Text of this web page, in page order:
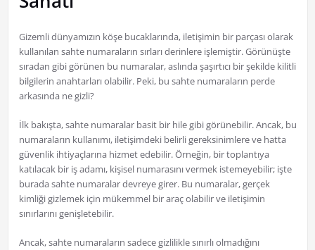
Gizemli dünyamızın köşe bucaklarında, iletişimin bir parçası olarak
kullanılan sahte numaraların sırları derinlere işlemiştir. Görünüşte
sıradan gibi görünen bu numaralar, aslında şaşırtıcı bir şekilde kilitli
bilgilerin anahtarları olabilir. Peki, bu sahte numaraların perde
arkasında ne gizli?
İlk bakışta, sahte numaralar basit bir hile gibi görünebilir. Ancak, bu
numaraların kullanımı, iletişimdeki belirli gereksinimlere ve hatta
güvenlik ihtiyaçlarına hizmet edebilir. Örneğin, bir toplantıya
katılacak bir iş adamı, kişisel numarasını vermek istemeyebilir; işte
burada sahte numaralar devreye girer. Bu numaralar, gerçek
kimliği gizlemek için mükemmel bir araç olabilir ve iletişimin
sınırlarını genişletebilir.
Ancak, sahte numaraların sadece gizlilikle sınırlı olmadığını